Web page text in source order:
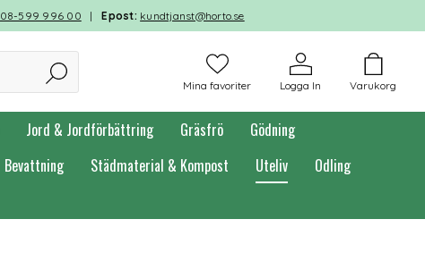
08-599 996 00 |Epost: kundtjanst@horto.se
Varukorg
Logga In
Mina favoriter
Jord & Jordförbättring Gräsfrö
Gödning
Bevattning Städmaterial & Kompost Uteliv
Odling